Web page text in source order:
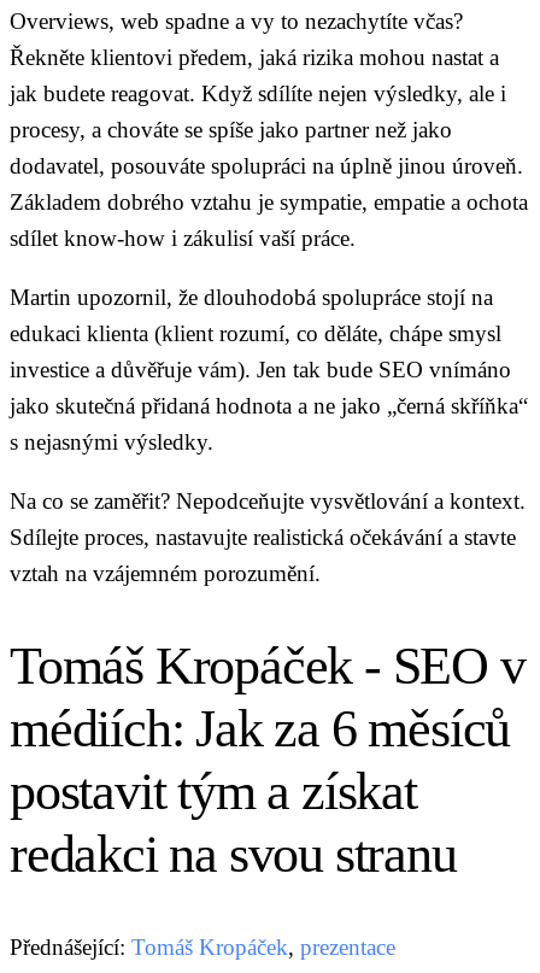
Overviews, web spadne a vy to nezachytíte včas?
Řekněte klientovi předem, jaká rizika mohou nastat a
jak budete reagovat. Když sdílíte nejen výsledky, ale i
procesy, a chováte se spíše jako partner než jako
dodavatel, posouváte spolupráci na úplně jinou úroveň.
Základem dobrého vztahu je sympatie, empatie a ochota
sdílet know-how i zákulisí vaší práce.
Martin upozornil, že dlouhodobá spolupráce stojí na
edukaci klienta (klient rozumí, co děláte, chápe smysl
investice a důvěřuje vám). Jen tak bude SEO vnímáno
jako skutečná přidaná hodnota a ne jako „černá skříňka“
s nejasnými výsledky.
Na co se zaměřit? Nepodceňujte vysvětlování a kontext.
Sdílejte proces, nastavujte realistická očekávání a stavte
vztah na vzájemném porozumění.
Tomáš Kropáček - SEO v
médiích: Jak za 6 měsíců
postavit tým a získat
redakci na svou stranu
Přednášející: Tomáš Kropáček, prezentace